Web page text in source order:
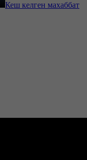
Кеш келген махаббат